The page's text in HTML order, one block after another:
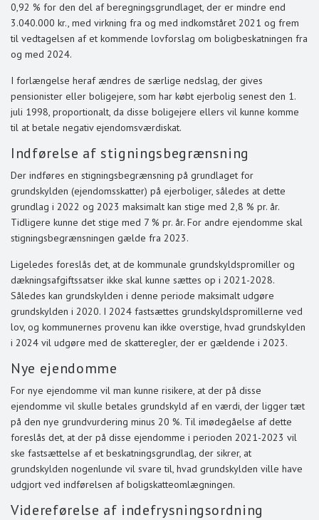
0,92 % for den del af beregningsgrundlaget, der er mindre end
3.040.000 kr., med virkning fra og med indkomståret 2021 og frem
til vedtagelsen af et kommende lovforslag om boligbeskatningen fra
og med 2024.
I forlængelse heraf ændres de særlige nedslag, der gives
pensionister eller boligejere, som har købt ejerbolig senest den 1.
juli 1998, proportionalt, da disse boligejere ellers vil kunne komme
til at betale negativ ejendomsværdiskat.
Indførelse af stigningsbegrænsning
Der indføres en stigningsbegrænsning på grundlaget for
grundskylden (ejendomsskatter) på ejerboliger, således at dette
grundlag i 2022 og 2023 maksimalt kan stige med 2,8 % pr. år.
Tidligere kunne det stige med 7 % pr. år. For andre ejendomme skal
stigningsbegrænsningen gælde fra 2023.
Ligeledes foreslås det, at de kommunale grundskyldspromiller og
dækningsafgiftssatser ikke skal kunne sættes op i 2021-2028.
Således kan grundskylden i denne periode maksimalt udgøre
grundskylden i 2020. I 2024 fastsættes grundskyldspromillerne ved
lov, og kommunernes provenu kan ikke overstige, hvad grundskylden
i 2024 vil udgøre med de skatteregler, der er gældende i 2023.
Nye ejendomme
For nye ejendomme vil man kunne risikere, at der på disse
ejendomme vil skulle betales grundskyld af en værdi, der ligger tæt
på den nye grundvurdering minus 20 %. Til imødegåelse af dette
foreslås det, at der på disse ejendomme i perioden 2021-2023 vil
ske fastsættelse af et beskatningsgrundlag, der sikrer, at
grundskylden nogenlunde vil svare til, hvad grundskylden ville have
udgjort ved indførelsen af boligskatteomlægningen.
Videreførelse af indefrysningsordning